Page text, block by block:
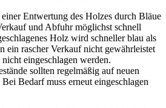
Entwertung des Holzes durch Bläue
und Abfuhr möglichst schnell
Holz wird schneller blau als
ein rascher Verkauf nicht gewährleistet
eingeschlagen werden.
sollten regelmäßig auf neuen
Bedarf muss erneut eingeschlagen